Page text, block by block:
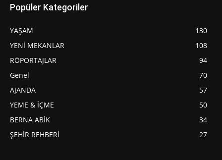
Popüler Kategoriler
YAŞAM
130
YENİ MEKANLAR
108
RÖPORTAJLAR
94
Genel
70
AJANDA
57
YEME & İÇME
50
BERNA ABİK
34
ŞEHİR REHBERİ
27